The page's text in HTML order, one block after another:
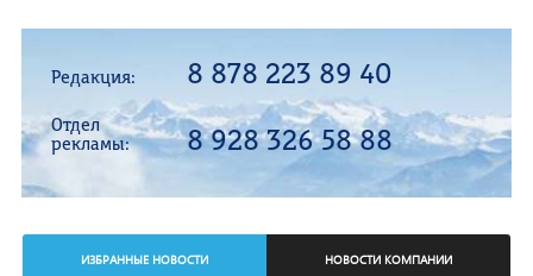
Редакция: 8 878 223 89 40
Отдел
рекламы:
8 928 326 58 88
ИЗБРАННЫЕ НОВОСТИ НОВОСТИ КОМПАНИИ